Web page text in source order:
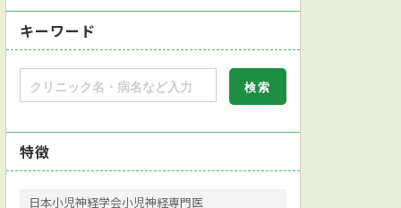
キーワード
特徴
日本小児神経学会小児神経専門医